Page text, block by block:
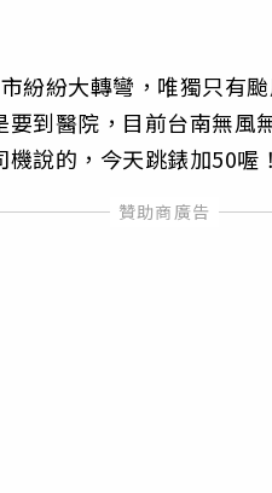
紛紛大轉彎，唯獨只有
到醫院，目前台南無風
說的，今天跳錶加50喔